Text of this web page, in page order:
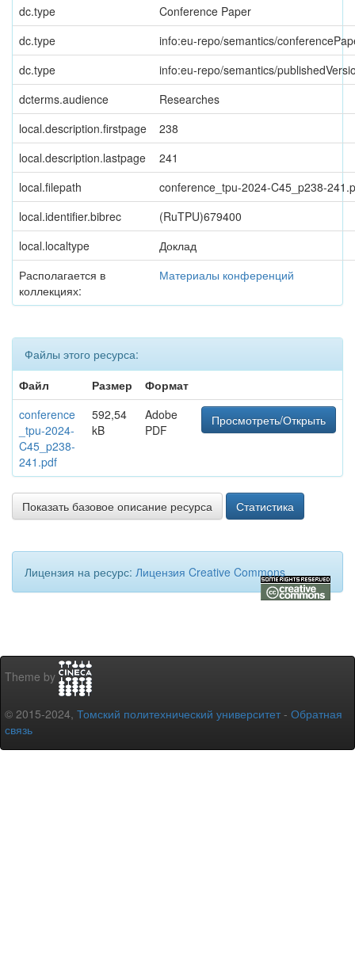
dc.type
Conference Paper
dc.type
info:eu-repo/semantics/
dc.type
info:eu-repo/semantics/
dcterms.audience
Researches
local.description.firstpage
238
local.description.lastpage
241
local.filepath
conference_tpu-2024-C45_p238-
local.identifier.bibrec
(RuTPU)679400
local.localtype
Доклад
Располагается в
коллекциях:
Материалы конференций
Файлы этого ресурса:
Файл
Размер
Формат
conference
_tpu-2024-
C45_p238-
241.pdf
592,54
kB
Adobe
PDF
Просмотреть/Открыть
Показать базовое описание ресурса Статистика
Лицензия на ресурс: Лицензия Creative Commons
Theme by
© 2015-2024, Томский политехнический университет - Обратная
связь